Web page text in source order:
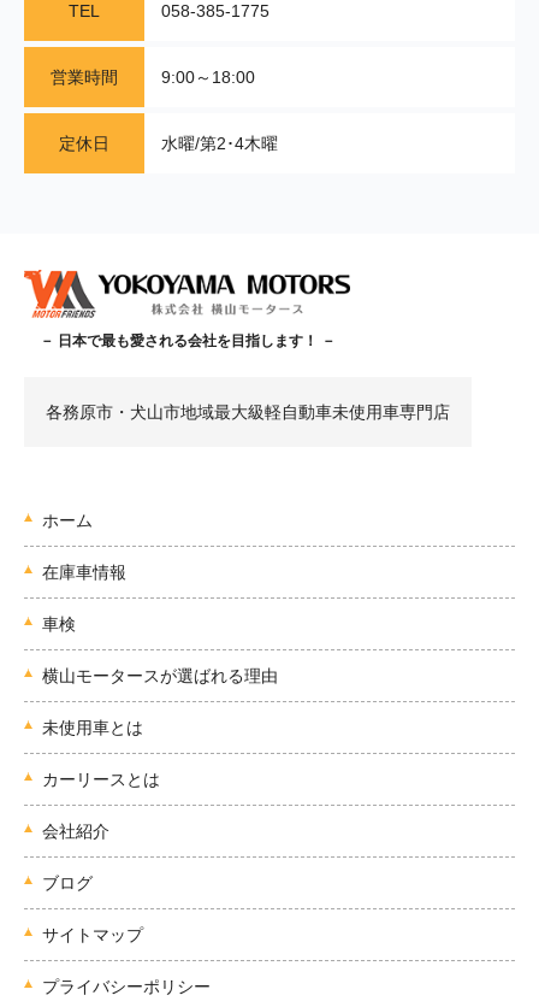
TEL 058-385-1775
営業時間 9:00～18:00
定休日 水曜/第2･4木曜
－ 日本で最も愛される会社を目指します！ －
各務原市・犬山市地域最大級軽自動車未使用車専門店
ホーム
在庫車情報
車検
横山モータースが選ばれる理由
未使用車とは
カーリースとは
会社紹介
ブログ
サイトマップ
プライバシーポリシー